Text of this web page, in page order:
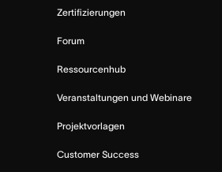
Zertifizierungen
Forum
Ressourcenhub
Veranstaltungen und Webinare
Projektvorlagen
Customer Success